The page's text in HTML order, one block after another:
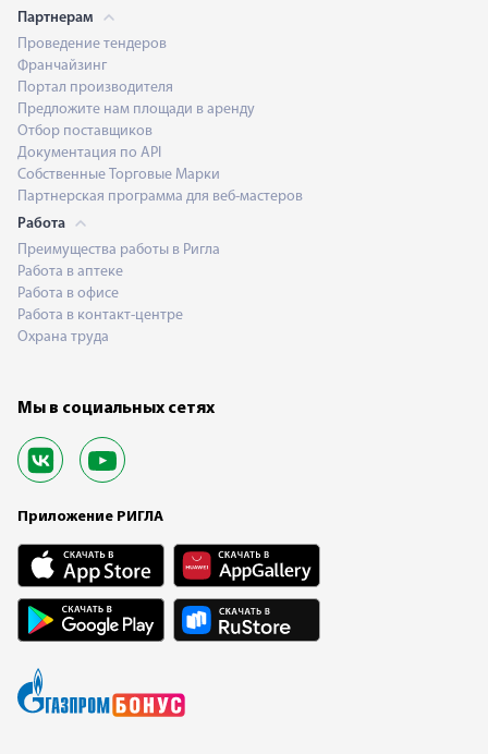
Партнерам
Проведение тендеров
Франчайзинг
Портал производителя
Предложите нам площади в аренду
Отбор поставщиков
Документация по API
Собственные Торговые Марки
Партнерская программа для веб-мастеров
Работа
Преимущества работы в Ригла
Работа в аптеке
Работа в офисе
Работа в контакт-центре
Охрана труда
Мы в социальных сетях
Приложение РИГЛА